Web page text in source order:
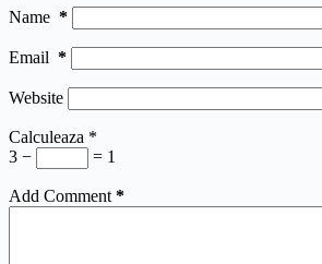
Name *
Email *
Website
Calculeaza *
3 −
= 1
Add Comment *